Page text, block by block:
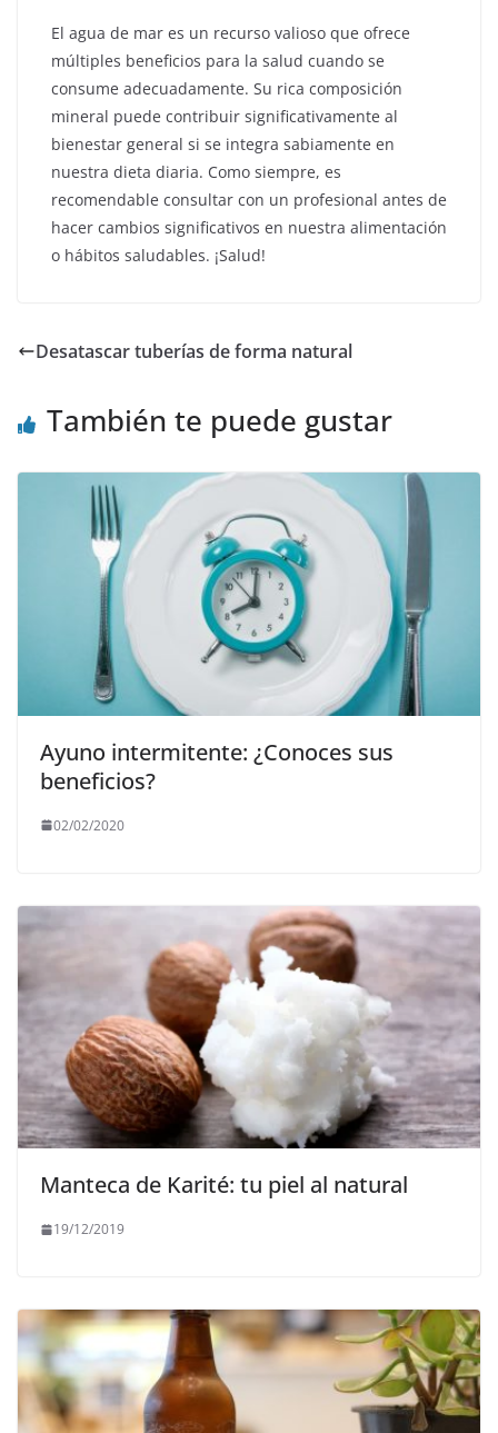
El agua de mar es un recurso valioso que ofrece
múltiples beneficios para la salud cuando se
consume adecuadamente. Su rica composición
mineral puede contribuir significativamente al
bienestar general si se integra sabiamente en
nuestra dieta diaria. Como siempre, es
recomendable consultar con un profesional antes de
hacer cambios significativos en nuestra alimentación
o hábitos saludables. ¡Salud!
Desatascar tuberías de forma natural
También te puede gustar
Ayuno intermitente: ¿Conoces sus
beneficios?
02/02/2020
Manteca de Karité: tu piel al natural
19/12/2019